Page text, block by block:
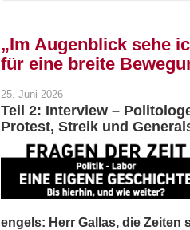
„Im Augenblick sehe
für eine breite
25. Juni 2026
Teil 2: Interview –
Protest, Streik und
engels: Herr Gallas, die Zeiten